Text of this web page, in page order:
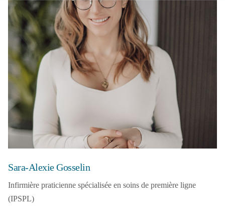
Sara-Alexie Gosselin
Infirmière praticienne spécialisée en soins de première ligne
(IPSPL)